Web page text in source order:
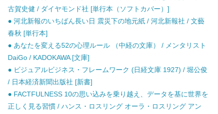
古賀史健 / ダイヤモンド社 [単行本（ソフトカバー）]
● 河北新報のいちばん長い日 震災下の地元紙 / 河北新報社 / 文藝
春秋 [単行本]
● あなたを変える52の心理ルール （中経の文庫） / メンタリスト
DaiGo / KADOKAWA [文庫]
● ビジュアルビジネス・フレームワーク (日経文庫 1927) / 堀公俊
/ 日本経済新聞出版社 [新書]
● FACTFULNESS 10の思い込みを乗り越え、データを基に世界を
正しく見る習慣 / ハンス・ロスリング オーラ・ロスリング アン